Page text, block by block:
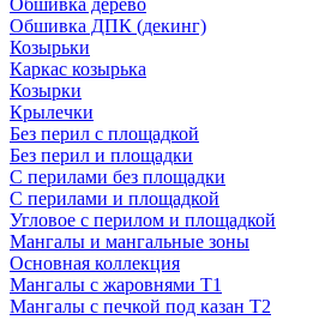
Обшивка дерево
Обшивка ДПК (декинг)
Козырьки
Каркас козырька
Козырки
Крылечки
Без перил с площадкой
Без перил и площадки
С перилами без площадки
С перилами и площадкой
Угловое с перилом и площадкой
Мангалы и мангальные зоны
Основная коллекция
Мангалы с жаровнями Т1
Мангалы с печкой под казан Т2